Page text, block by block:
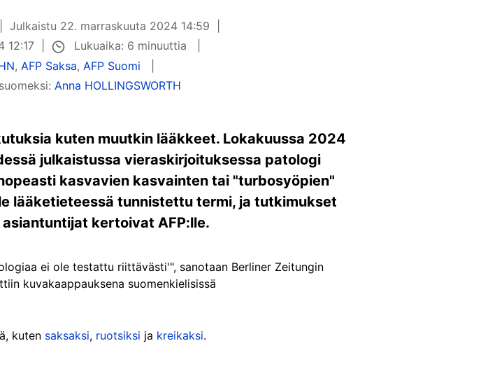
Julkaistu 22. marraskuuta 2024 14:59
12:17
Lukuaika: 6 minuuttia
, AFP Saksa, AFP Suomi
Anna HOLLINGSWORTH
kuten muutkin lääkkeet. Lokakuussa 2024
julkaistussa vieraskirjoituksessa patologi
kasvavien kasvainten tai "turbosyöpien"
lääketieteessä tunnistettu termi, ja tutkimukset
kertoivat AFP:lle.
ei ole testattu riittävästi'", sanotaan Berliner Zeitungin
kuvakaappauksena suomenkielisissä
kuten saksaksi, ruotsiksi ja kreikaksi.